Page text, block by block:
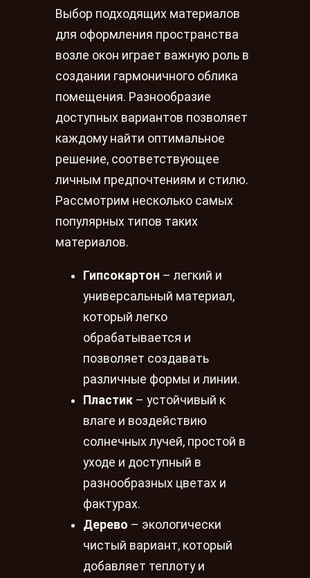
Выбор подходящих материалов
для оформления пространства
возле окон играет важную роль в
создании гармоничного облика
помещения. Разнообразие
доступных вариантов позволяет
каждому найти оптимальное
решение, соответствующее
личным предпочтениям и стилю.
Рассмотрим несколько самых
популярных типов таких
материалов.
Гипсокартон – легкий и
универсальный материал,
который легко
обрабатывается и
позволяет создавать
различные формы и линии.
Пластик – устойчивый к
влаге и воздействию
солнечных лучей, простой в
уходе и доступный в
разнообразных цветах и
фактурах.
Дерево – экологически
чистый вариант, который
добавляет теплоту и